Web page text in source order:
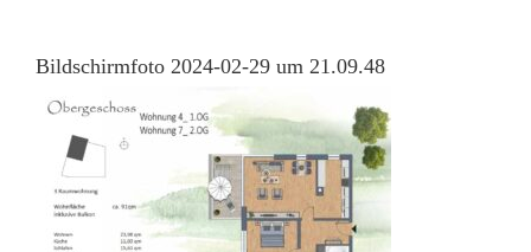
SERVICE
ÜBER UNS
KUNDENSTIMMEN
Bildschirmfoto 2024-02-29 um 21.09.48